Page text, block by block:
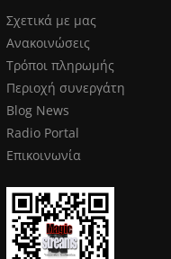
Σχετικά με μας
Ανακοινώσεις
Τρόποι πληρωμής
Περιοχή συνεργάτη
Blog News
Radio Portal
Επικοινωνία